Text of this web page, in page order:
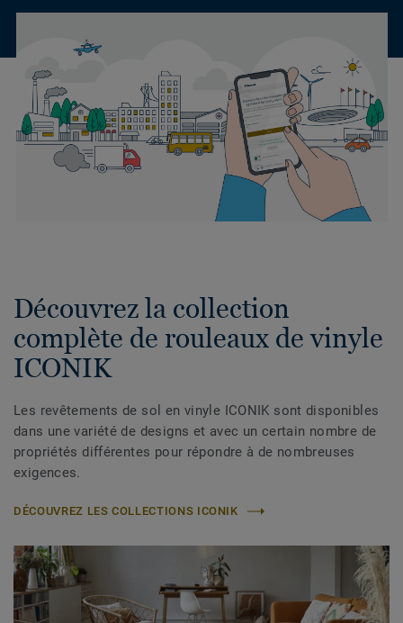
Découvrez la collection
complète de rouleaux de vinyle
ICONIK
Les revêtements de sol en vinyle ICONIK sont disponibles
dans une variété de designs et avec un certain nombre de
propriétés différentes pour répondre à de nombreuses
exigences.
DÉCOUVREZ LES COLLECTIONS ICONIK